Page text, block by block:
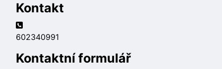
Kontakt
Telefon:
602340991
Kontaktní formulář